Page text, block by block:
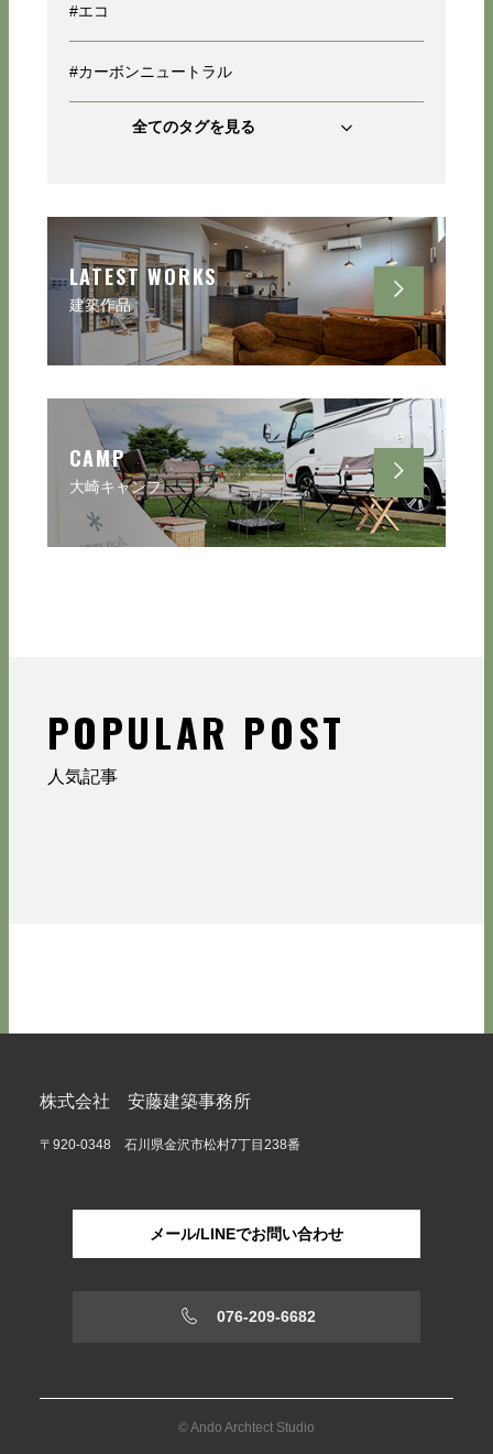
#エコ
#カーボンニュートラル
全てのタグを見る
LATEST WORKS
建築作品
CAMP
大崎キャンプ
POPULAR POST
人気記事
株式会社 安藤建築事務所
〒920-0348 石川県金沢市松村7丁目238番
メール/LINEでお問い合わせ
076-209-6682
© Ando Archtect Studio